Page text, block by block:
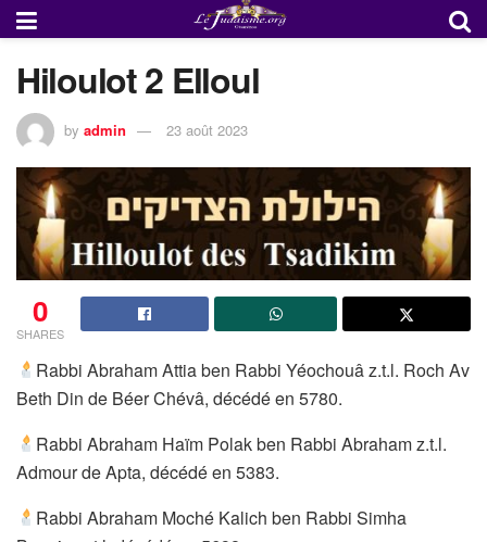
Hiloulot 2 Elloul
by admin 23 août 2023
0
SHARES
Rabbi Abraham Attia ben Rabbi Yéochouâ z.t.l. Roch Av
Beth Din de Béer Chévâ, décédé en 5780.
Rabbi Abraham Haïm Polak ben Rabbi Abraham z.t.l.
Admour de Apta, décédé en 5383.
Rabbi Abraham Moché Kalich ben Rabbi Simha